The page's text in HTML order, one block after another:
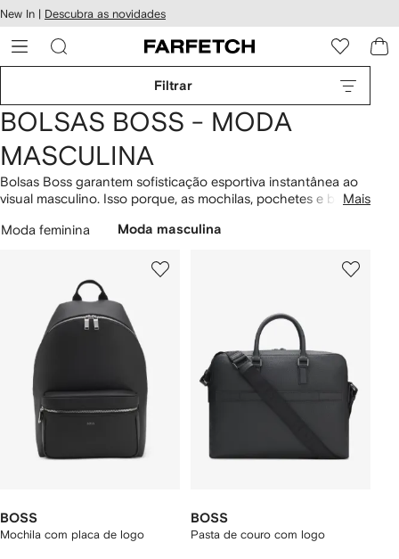
o
New In | Descubra as novidades
Filtrar
BOLSAS BOSS - MODA
MASCULINA
Bolsas Boss garantem sofisticação esportiva instantânea ao
visual masculino. Isso porque, as mochilas, pochetes e bolsas
de trazer a herança luxuosa da marca. Logos e monogramas
discreta ousadia também contribui. Veja ainda todas os
acessórios
singular da grife.
Mais
Moda feminina Moda masculina
BOSS
Mochila com placa de logo
BOSS
Pasta de couro com logo